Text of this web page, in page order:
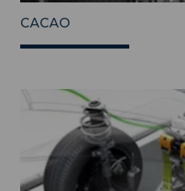
CACAO